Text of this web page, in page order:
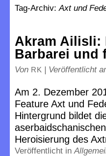
Tag-Archiv:Axt und
Akram Ailisli:
Barbarei und
Von RK | Veröffentlicht
Am 2. Dezember
Feature Axt und
Hintergrund bildet
Heroisierung des
Veröffentlicht in